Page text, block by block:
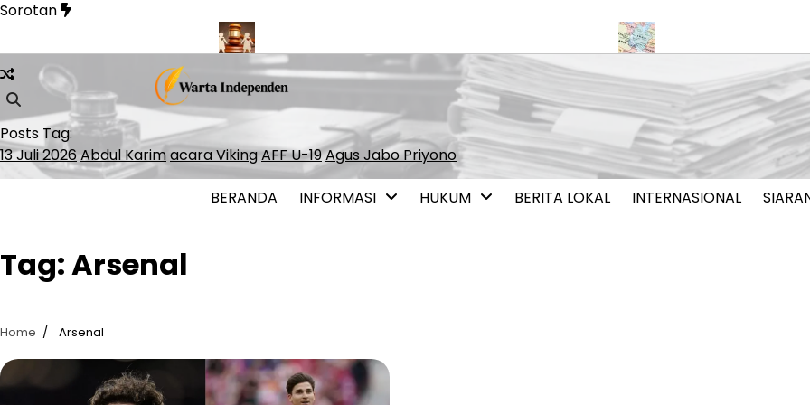
Skip
content
Sorotan
Lolos ke ATP Finals 2026 Presiden Polandia Tolak Legalisasi Pernikahan Sesama JenisIran dan Oman Capai
Posts Tag:
13 Juli 2026Abdul Karimacara VikingAFF U-19Agus Jabo Priyono
BERANDA INFORMASI HUKUM BERITA LOKAL INTERNASIONAL
Tag:Arsenal
Home Arsenal